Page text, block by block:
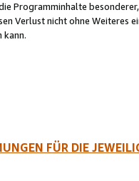
Programminhalte
Verlust nicht ohne Weiteres
kann.
FÜR DIE